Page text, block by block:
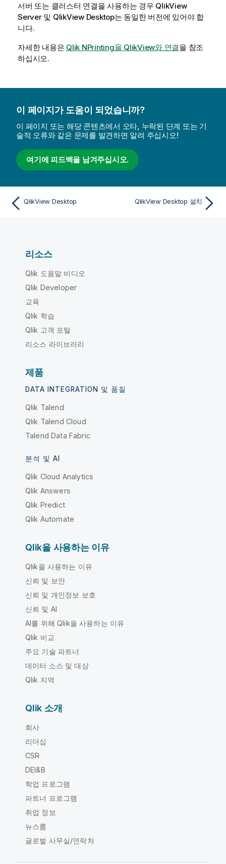
서버 또는 클러스터 연결을 사용하는 경우 QlikView
Server및 QlikView Desktop는 동일한 버전에 있어야 합
니다.
자세한 내용은 Qlik NPrinting을 QlikView와 연결을 참조
하십시오.
이 페이지가 도움이 되었습니까?
이 페이지 또는 해당 콘텐츠에서 오타, 누락된 단계 또는 기
술적 오류와 같은 문제를 발견하면 알려 주십시오!
여기에 피드백을 남겨주십시오.
QlikView Desktop QlikView Desktop 설치
리소스
Qlik 도움말 비디오
Qlik Developer
교육
Qlik 학습
Qlik 고객 포털
리소스 라이브러리
제품
DATA INTEGRATION 및 품질
Qlik Talend
Qlik Talend Cloud
Talend Data Fabric
분석 및 AI
Qlik Cloud Analytics
Qlik Answers
Qlik Predict
Qlik Automate
Qlik을 사용하는 이유
Qlik을 사용하는 이유
신뢰 및 보안
신뢰 및 개인정보 보호
신뢰 및 AI
AI를 위해 Qlik을 사용하는 이유
Qlik 비교
주요 기술 파트너
데이터 소스 및 대상
Qlik 지역
Qlik 소개
회사
리더십
CSR
DEI&B
학업 프로그램
파트너 프로그램
취업 정보
뉴스룸
글로벌 사무실/연락처